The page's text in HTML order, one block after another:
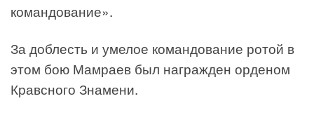
командование».
За доблесть и умелое командование ротой в
этом бою Мамраев был награжден орденом
Кравсного Знамени.